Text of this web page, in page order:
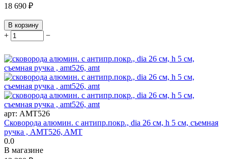
18 690 ₽
В корзину
+ −
арт: AMT526
Сковорода алюмин. с антипр.покр., dia 26 см, h 5 см, съемная
ручка , AMT526, AMT
0.0
В магазине